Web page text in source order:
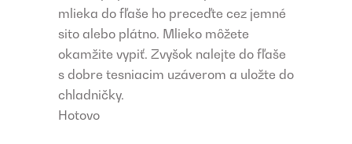
mlieka do fľaše ho preceďte cez jemné
sito alebo plátno. Mlieko môžete
okamžite vypiť. Zvyšok nalejte do fľaše
s dobre tesniacim uzáverom a uložte do
chladničky.
Hotovo